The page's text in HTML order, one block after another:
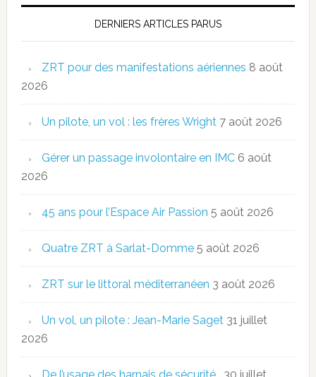
DERNIERS ARTICLES PARUS
ZRT pour des manifestations aériennes 8 août
2026
Un pilote, un vol : les frères Wright 7 août 2026
Gérer un passage involontaire en IMC 6 août
2026
45 ans pour l’Espace Air Passion 5 août 2026
Quatre ZRT à Sarlat-Domme 5 août 2026
ZRT sur le littoral méditerranéen 3 août 2026
Un vol, un pilote : Jean-Marie Saget 31 juillet
2026